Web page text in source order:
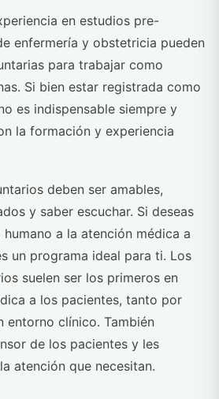
en estudios pre-
enfermería y obstetricia pueden
para trabajar como
Si bien estar registrada como
es indispensable siempre y
la formación y experiencia
deben ser amables,
y saber escuchar. Si deseas
a la atención médica a
un programa ideal para ti. Los
suelen ser los primeros en
a los pacientes, tanto por
entorno clínico. También
de los pacientes y les
atención que necesitan.